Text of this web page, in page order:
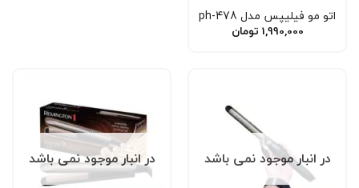
اتو مو فیلیپس مدل ph-478
1,990,000 تومان
در انبار موجود نمی باشد در انبار موجود نمی باشد